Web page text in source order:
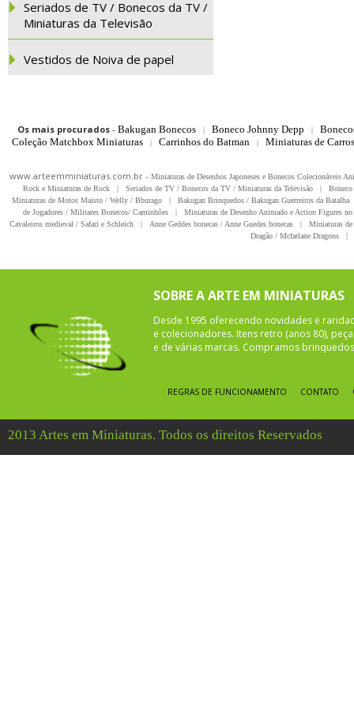
Seriados de TV / Bonecos da TV /
Miniaturas da Televisão
Vestidos de Noiva de papel
Os mais procurados- Bakugan Bonecos | Boneco Johnny Depp |
Coleção Matchbox Miniaturas
| Carrinhos do Batman | Miniaturas de
www.arteemminiaturas.com.br - Miniaturas de Desenhos Japoneses e Bonecos Colecionáveis
Rock e Miniaturas de Rock
| Seriados de TV / Bonecos da TV / Miniaturas da Televisão |
Miniaturas de Motos Maisto / Welly / Bburago
| Bakugan Brinquedos / Bakugan Guerreiros da Batalha
de Jogadores / Militares Bonecos/ Caminhões
|
Miniaturas de Desenho Animado e Action Figures
Cavaleiros medieval / Safari e Schleich
| Anne Geddes bonecas / Anne Guedes bonecas |
Miniaturas
Dragão / Mcfarlane Dragons
|
SOBRE A ARTE EM MINIATURAS
Desde 1995 oferecendo novidades e
e colecionadores. Itens retro (anos 80),
e de várias marcas. Compramos
REGRAS DE FUNCIONAMENTO CONTATO
2013 Artes em Miniaturas. Todos os direitos Reservados